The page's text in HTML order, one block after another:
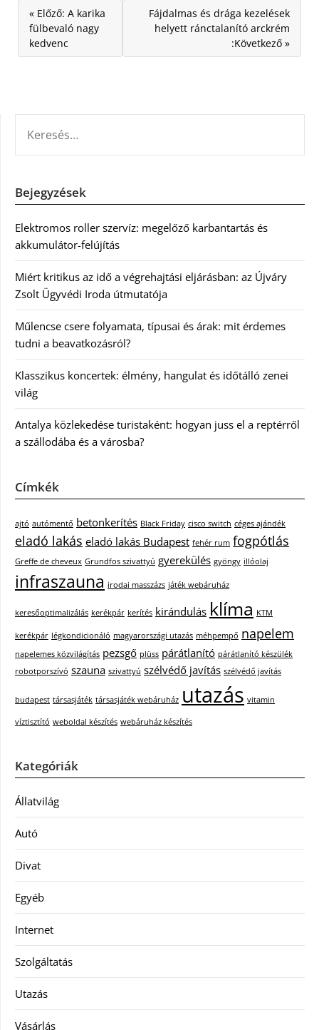
« Előző: A karika
fülbevaló nagy
kedvenc
Fájdalmas és drága kezelések
helyett ránctalanító arckrém
:Következő »
Bejegyzések
Elektromos roller szervíz: megelőző karbantartás és
akkumulátor-felújítás
Miért kritikus az idő a végrehajtási eljárásban: az Újváry
Zsolt Ügyvédi Iroda útmutatója
Műlencse csere folyamata, típusai és árak: mit érdemes
tudni a beavatkozásról?
Klasszikus koncertek: élmény, hangulat és időtálló zenei
világ
Antalya közlekedése turistaként: hogyan juss el a reptérről
a szállodába és a városba?
Címkék
ajtó autómentő betonkerítés Black Friday cisco switch céges ajándék
eladó lakás eladó lakás Budapest fehér rum fogpótlás
Greffe de cheveux Grundfos szivattyú gyerekülés gyöngy illóolaj
infraszauna irodai masszázs játék webáruház
keresőoptimalizálás kerékpár kerítés kirándulás klíma KTM
kerékpár légkondicionáló magyarországi utazás méhpempő napelem
napelemes közvilágítás pezsgő plüss párátlanító párátlanító készülék
robotporszívó szauna szivattyú szélvédő javítás szélvédő javítás
budapest társasjáték társasjáték webáruház utazás vitamin
víztisztító weboldal készítés webáruház készítés
Kategóriák
Állatvilág
Autó
Divat
Egyéb
Internet
Szolgáltatás
Utazás
Vásárlás